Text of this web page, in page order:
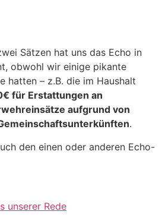
Sätzen hat uns das Echo in
obwohl wir einige pikante
hatten – z.B. die im Haushalt
für Erstattungen an
aufgrund von
.
den einen oder anderen Echo-
unserer Rede